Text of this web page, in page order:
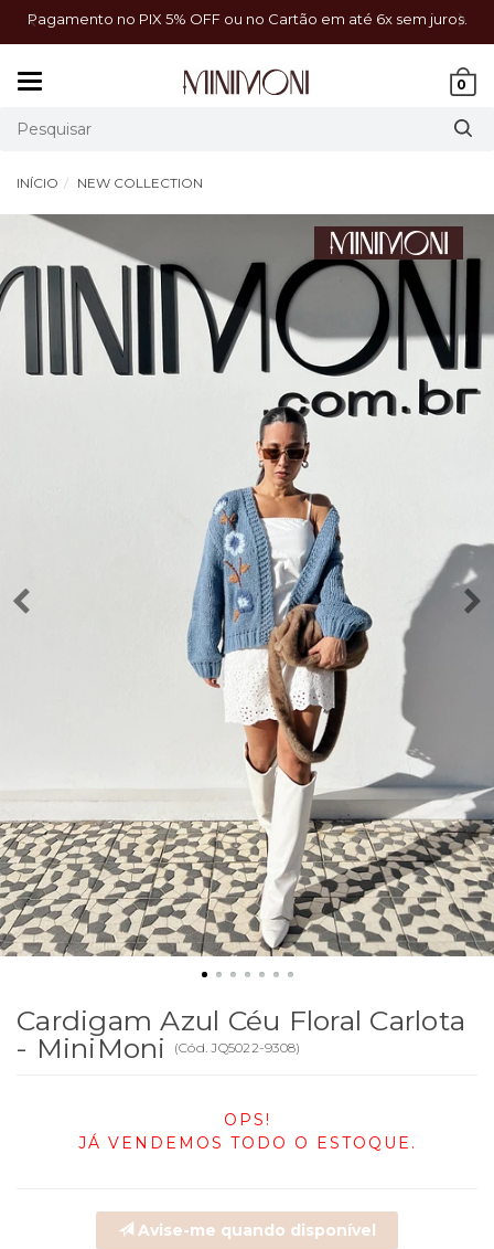
Pagamento no PIX 5% OFF ou no Cartão em até 6x sem juros.
0
INÍCIO NEW COLLECTION
Cardigam Azul Céu Floral Carlota
- MiniMoni
(Cód.JQ5022-9308)
OPS!
JÁ VENDEMOS TODO O ESTOQUE.
Avise-me quando disponível